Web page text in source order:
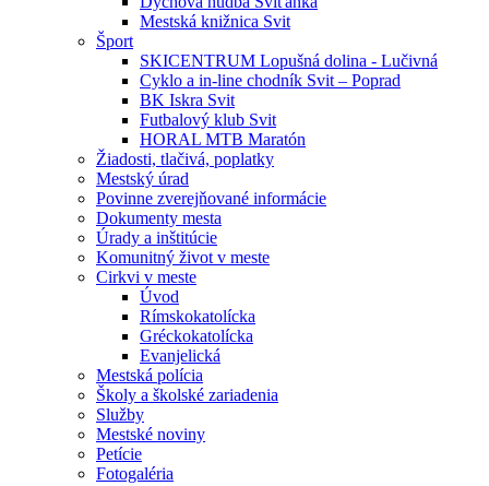
Mestská knižnica Svit
Šport
SKICENTRUM Lopušná dolina - Lučivná
Cyklo a in-line chodník Svit – Poprad
BK Iskra Svit
Futbalový klub Svit
HORAL MTB Maratón
Žiadosti, tlačivá, poplatky
Mestský úrad
Povinne zverejňované informácie
Dokumenty mesta
Úrady a inštitúcie
Komunitný život v meste
Cirkvi v meste
Úvod
Rímskokatolícka
Gréckokatolícka
Evanjelická
Mestská polícia
Školy a školské zariadenia
Služby
Mestské noviny
Petície
Fotogaléria